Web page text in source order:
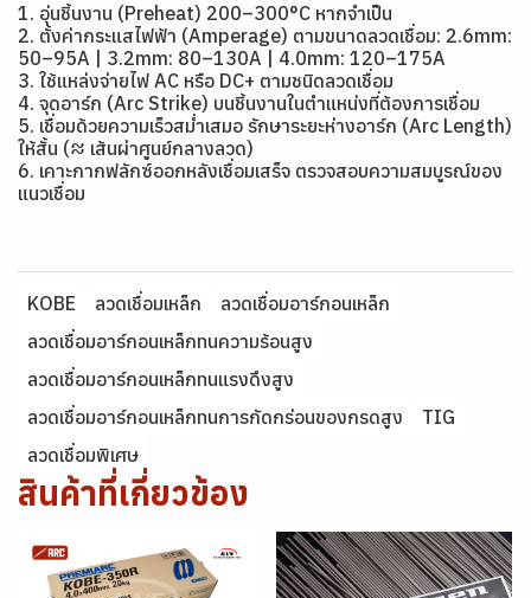
1. อุ่นชิ้นงาน (Preheat) 200–300°C หากจำเป็น
2. ตั้งค่ากระแสไฟฟ้า (Amperage) ตามขนาดลวดเชื่อม: 2.6mm:
50–95A | 3.2mm: 80–130A | 4.0mm: 120–175A
3. ใช้แหล่งจ่ายไฟ AC หรือ DC+ ตามชนิดลวดเชื่อม
4. จุดอาร์ก (Arc Strike) บนชิ้นงานในตำแหน่งที่ต้องการเชื่อม
5. เชื่อมด้วยความเร็วสม่ำเสมอ รักษาระยะห่างอาร์ก (Arc Length)
ให้สั้น (≈ เส้นผ่าศูนย์กลางลวด)
6. เคาะกากฟลักซ์ออกหลังเชื่อมเสร็จ ตรวจสอบความสมบูรณ์ของ
แนวเชื่อม
KOBE ลวดเชื่อมเหล็ก
ลวดเชื่อมอาร์กอนเหล็ก
ลวดเชื่อมอาร์กอนเหล็กทนความร้อนสูง
ลวดเชื่อมอาร์กอนเหล็กทนแรงดึงสูง
ลวดเชื่อมอาร์กอนเหล็กทนการกัดกร่อนของกรดสูง
TIG
ลวดเชื่อมพิเศษ
สินค้าที่เกี่ยวข้อง